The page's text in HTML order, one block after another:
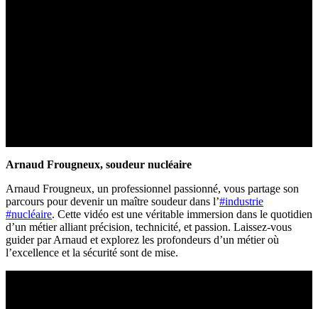
Arnaud Frougneux, soudeur nucléaire
Arnaud Frougneux, un professionnel passionné, vous partage son
parcours pour devenir un maître soudeur dans l’#industrie
#nucléaire. Cette vidéo est une véritable immersion dans le quotidien
d’un métier alliant précision, technicité, et passion. Laissez-vous
guider par Arnaud et explorez les profondeurs d’un métier où
l’excellence et la sécurité sont de mise.